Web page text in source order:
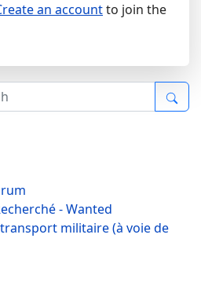
an accountto join the
- Wanted
militaire (à voie de